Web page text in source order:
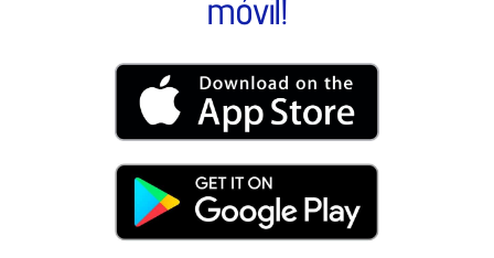
móvil!